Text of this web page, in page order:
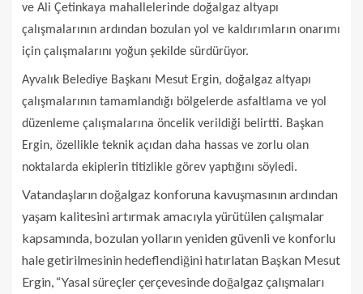
ve Ali Çetinkaya mahallelerinde doğalgaz altyapı
çalışmalarının ardından bozulan yol ve kaldırımların onarımı
için çalışmalarını yoğun şekilde sürdürüyor.
Ayvalık Belediye Başkanı Mesut Ergin, doğalgaz altyapı
çalışmalarının tamamlandığı bölgelerde asfaltlama ve yol
düzenleme çalışmalarına öncelik verildiği belirtti. Başkan
Ergin, özellikle teknik açıdan daha hassas ve zorlu olan
noktalarda ekiplerin titizlikle görev yaptığını söyledi.
Vatandaşların doğalgaz konforuna kavuşmasının ardından
yaşam kalitesini artırmak amacıyla yürütülen çalışmalar
kapsamında, bozulan yolların yeniden güvenli ve konforlu
hale getirilmesinin hedeflendiğini hatırlatan Başkan Mesut
Ergin, “Yasal süreçler çerçevesinde doğalgaz çalışmaları